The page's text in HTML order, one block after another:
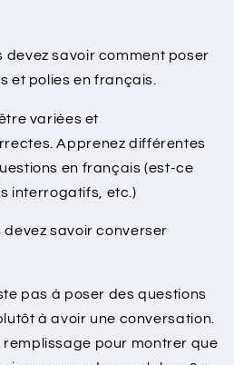
devez savoir comment poser
et polies en français.
variées et
Apprenez différentes
en français (est-ce
interrogatifs, etc.)
devez savoir converser
pas à poser des questions
à avoir une conversation.
pour montrer que